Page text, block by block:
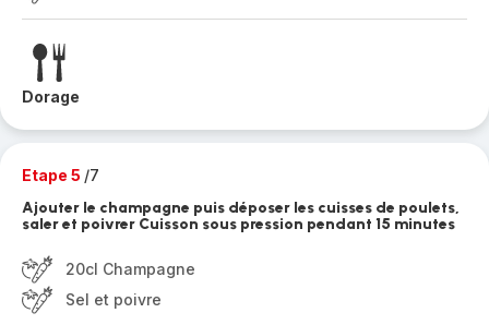
Dorage
Etape 5 /7
Ajouter le champagne puis déposer les cuisses de poulets,
saler et poivrer Cuisson sous pression pendant 15 minutes
20cl Champagne
Sel et poivre